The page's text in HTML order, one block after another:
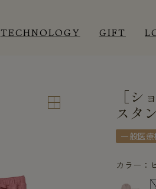
TECHNOLOGY GIFT
ROOM WEAR
ROOM WEAR
［
スタ
一般医
カラー：